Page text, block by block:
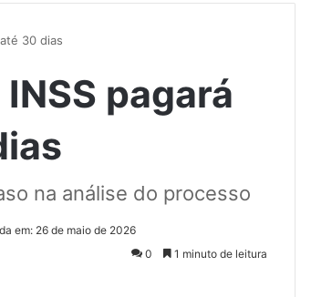
30 dias
pagará
na análise do processo
em: 26 de maio de 2026
0
1 minuto de leitura